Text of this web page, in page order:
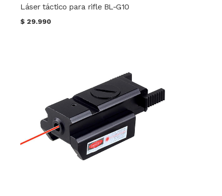
Láser táctico para rifle BL-G10
$ 29.990